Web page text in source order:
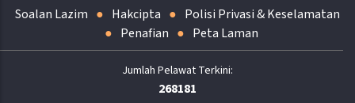
Soalan Lazim Hakcipta
Polisi Privasi & Keselamatan
Penafian
Peta Laman
268181